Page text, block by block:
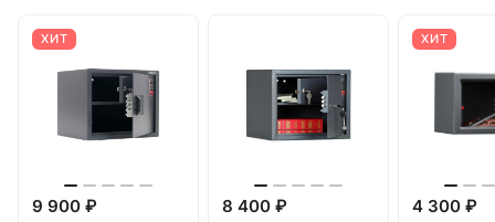
ХИТ
9 900 ₽
8 400 ₽
ХИТ
4 300 ₽